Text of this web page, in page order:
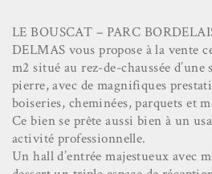
LE BOUSCAT – PARC
DELMAS vous propose à la vente
m2 situé au rez-de-chaussée d’une
pierre, avec de magnifiques
boiseries, cheminées, parquets et
Ce bien se prête aussi bien à un
activité professionnelle.
Un hall d’entrée majestueux avec